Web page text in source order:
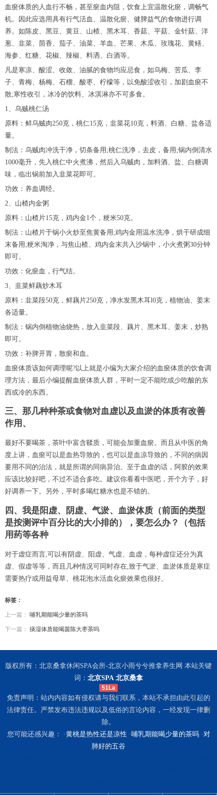
血瘀体质的人血行不畅，甚至瘀血内阻，饮食上宜温散化瘀，调畅气
机。因此应选用具有行气活血、温散化瘀、健脾益气的食物进行调
养。如陈皮、黑豆、黄豆、山楂、黑木耳、香菇、平菇、金针菇、洋
葱、韭菜、茴香、茄子、油菜、羊血、芒果、木瓜、玫瑰花、黄鳝、
海参、红糖、花椒、辣椒、料洒、白酒等。
凡是寒凉、酸涩、收敛、油腻的食物均应忌食，如乌梅、苦瓜、李
子、青梅、杨梅、石榴、酸枣、柠檬等，以免酸涩收引，加剧血瘀不
散;寒性收引，冰冷的饮料、冰淇淋亦不可多食。
1、乌贼桃仁汤
原料：鲜乌贼肉250克，桃仁15克，韭菜花10克，料酒、白糖、盐各适
量。
制法：乌贼肉冲洗干净，切条备用;桃仁洗净，去皮，备用;锅内倒清水
1000毫升，先入桃仁中火煮沸，然后入乌贼肉，加料酒、盐、白糖调
味，临出锅前加入韭菜花即可。
功效：养血调经。
2、山楂内金粥
原料：山楂片15克，鸡内金1个，粳米50克。
制法：山楂片于锅小火炒至焦黄备用;鸡内金用温水洗净，烘干研成细
末备用;粳米淘净，与焦山楂、鸡内金末共入沙锅中，小火煮粥30分钟
即可。
功效：化瘀血，行气结。
3、韭菜鲜藕炒木耳
原料：韭菜段50克，鲜藕片250克，净水发黑木耳l0克，植物油、姜末
各适量。
制法：锅内倒植物油烧热，放入韭菜段、藕片、黑木耳、姜末，炒熟
即可。
功效：补脾开胃，散瘀和血。
血瘀体质该如何调理呢?以上就是小编为大家介绍的血瘀体质的饮食调
理方法，最后小编提醒血瘀体质人群，平时一定不能吃或少吃酸的东
西或冷的东西。
三、那几种种茶或食物对血虚以及血淤的体质有改善
作用、
最好不要喝茶，茶叶中富含鞣质，可能会加重血瘀。而且从中医的角
度上讲，血瘀可以是血热导致的，也可以是血凉导致的，不同的病因
要用不同的治法，就是所谓的同病异治。至于血虚的话，阿胶的效果
应该比较好吧，不过不适合多吃。建议你看看中医吧，开个方子，好
好调养一下。另外，平时多喝红糖水也是不错的。
四、我是阳虚、阴虚、气淤、血淤体质（前面的类型
是按测评中百分比的大小排的），要怎么办？（包括
用药等各种
对于虚症而言,可以有阴虚、阳虚、气虚、血虚，每种虚症还分为真
虚、假虚等等，而且几种情况可同时存在,致于气淤、血淤体质是寒症
需要热疗或用益母草、桃花泡水活血化瘀效果也很好。
标签：
上一篇： 哺乳期能喝少量的茶吗
下一篇： 痰湿体质能喝茵陈大枣茶吗
版权所有：北京桑拿休闲SPA会所-北京小雨兮兮推拿养生网 本站关键
词： 北京SPA 北京桑拿
51La
免责声明：站内内容如有侵权请与我们联系，本站不承担由此引起的
法律责任。严禁发布违法违规以及低俗的言论内容，一经发现一律删
除。
您可能还感兴趣： ·黄桃是热性还是凉性 ·哺乳期能喝少量的茶吗·对
肺好的五谷